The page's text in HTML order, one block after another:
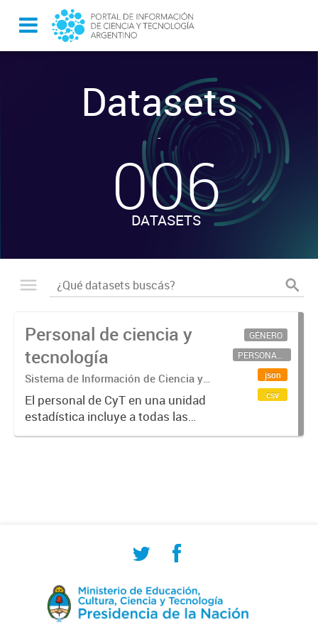
Datasets
-
006
DATASETS
Personal de ciencia y
tecnología
Sistema de Información de Ciencia y
Tecnología Argentino (SICYTAR)
El personal de CyT en una unidad
estadística incluye a todas las
personas involucradas
GÉNERO
PERSONAL CIENTÍFICO-TECNOLÓGICO
json
csv